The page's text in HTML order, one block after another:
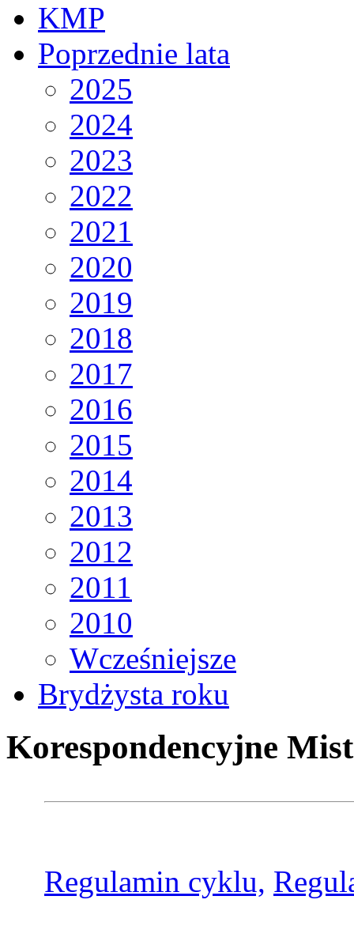
KMP
Poprzednie lata
2025
2024
2023
2022
2021
2020
2019
2018
2017
2016
2015
2014
2013
2012
2011
2010
Wcześniejsze
Brydżysta roku
Korespondencyjne
Regulamin cyklu,